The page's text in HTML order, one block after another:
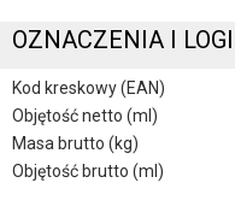
OZNACZENIA I
Kod kreskowy (EAN)
Objętość netto (ml)
Masa brutto (kg)
Objętość brutto (ml)